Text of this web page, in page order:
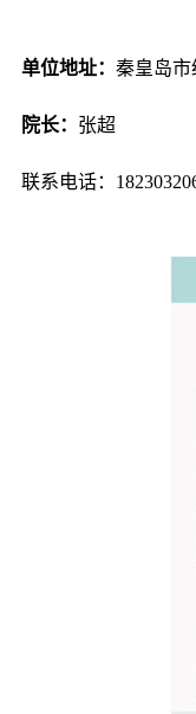
单位地址： 秦皇岛市
院长： 张超
联系电话：